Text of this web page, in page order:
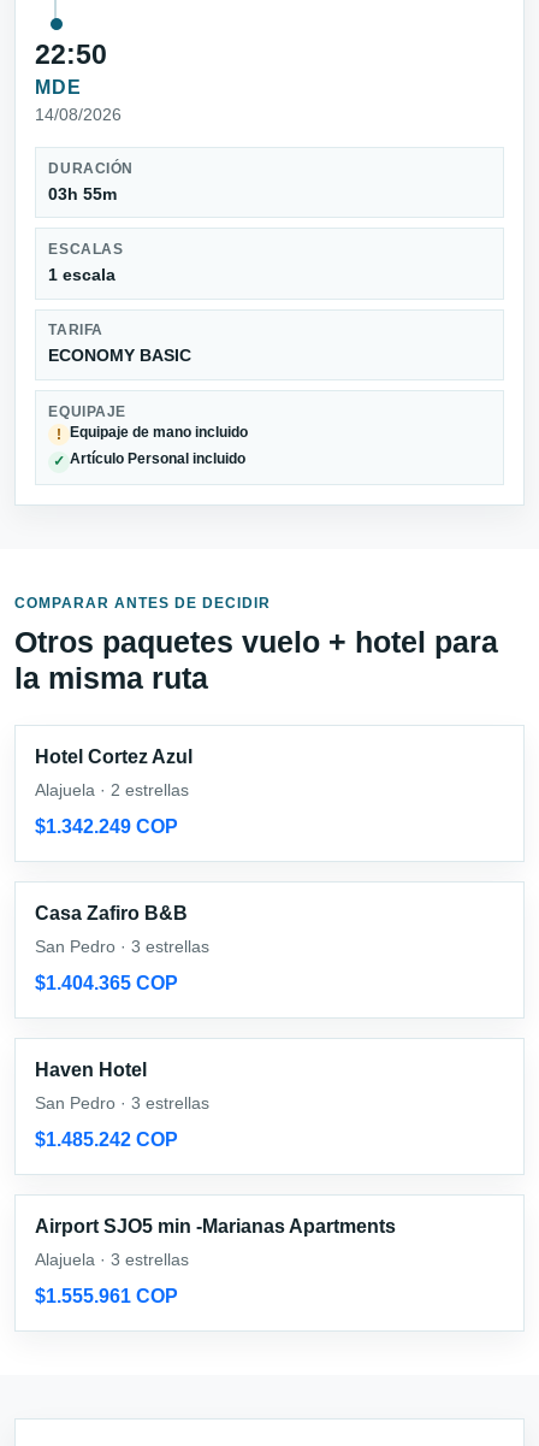
22:50
MDE
14/08/2026
DURACIÓN
03h 55m
ESCALAS
1 escala
TARIFA
ECONOMY BASIC
EQUIPAJE
!
Equipaje de mano incluido
✓ Artículo Personal incluido
COMPARAR ANTES DE DECIDIR
Otros paquetes vuelo + hotel para
la misma ruta
Hotel Cortez Azul
Alajuela · 2 estrellas
$1.342.249 COP
Casa Zafiro B&B
San Pedro · 3 estrellas
$1.404.365 COP
Haven Hotel
San Pedro · 3 estrellas
$1.485.242 COP
Airport SJO5 min -Marianas Apartments
Alajuela · 3 estrellas
$1.555.961 COP